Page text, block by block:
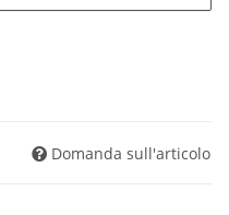
Domanda sull'articolo